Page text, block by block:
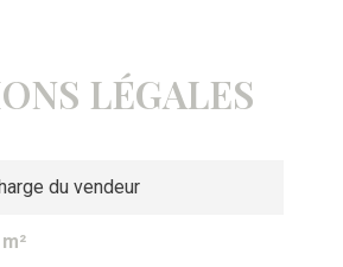
LÉGALES
du vendeur